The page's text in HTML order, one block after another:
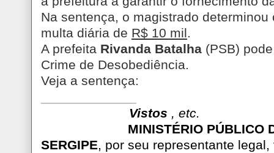
Na sentença, o magistrado determinou
multa diária de R$ 10 mil
A prefeita Rivanda Batalha (PSB)
Crime de Desobediência.
Veja a sentença:
Vistos , etc.
MINISTÉRIO PÚBLICO
SERGIPE, por seu representante